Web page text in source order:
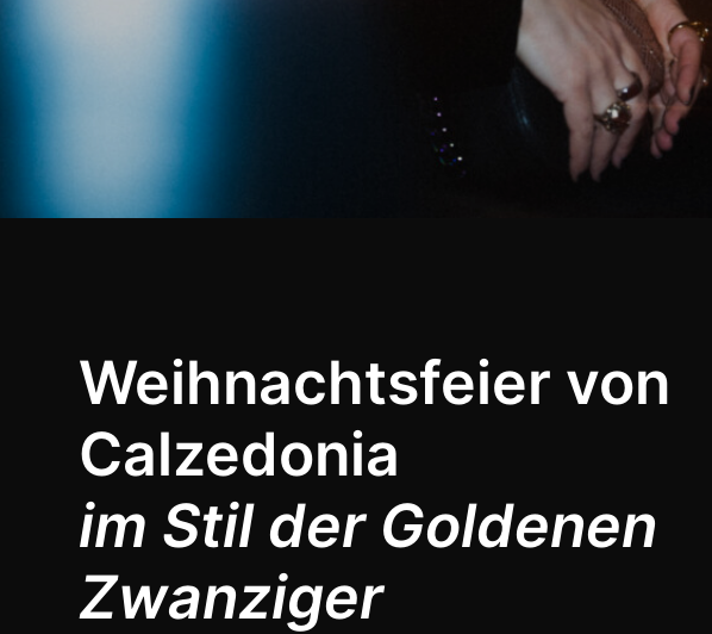
Weihnachtsfeier von
Calzedonia
im Stil der Goldenen
Zwanziger